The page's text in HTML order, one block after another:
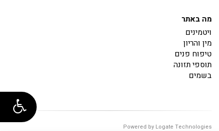
מה באתר
ויטמינים
מין והריון
טיפוח פנים
תוספי תזונה
בשמים
Powered by Logate Technologies